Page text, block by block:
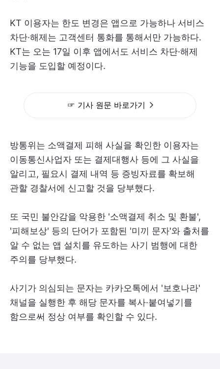
KT 이용자는 한도 변경은 앱으로 가능하나 서비스
차단·해제는 고객센터 통화를 통해서만 가능하다.
KT는 오는 17일 이후 앱에서도 서비스 차단·해제
기능을 도입할 예정이다.
☞ 기사 원문 바로가기
방통위는 소액결제 피해 사실을 확인한 이용자는
이동통신사업자 또는 결제대행사 등에 그 사실을
알리고, 필요시 결제 내역 등 증빙자료를 확보해
관할 경찰서에 신고할 것을 당부했다.
또 국민 불안감을 악용한 '소액결제 취소 및 환불',
'피해보상' 등의 단어가 포함된 '미끼 문자'와 출처를
알 수 없는 앱 설치를 유도하는 사기 범행에 대한
주의를 당부했다.
사기가 의심되는 문자는 카카오톡에서 '보호나라'
채널을 실행한 후 해당 문자를 복사·붙여넣기를
함으로써 정상 여부를 확인할 수 있다.